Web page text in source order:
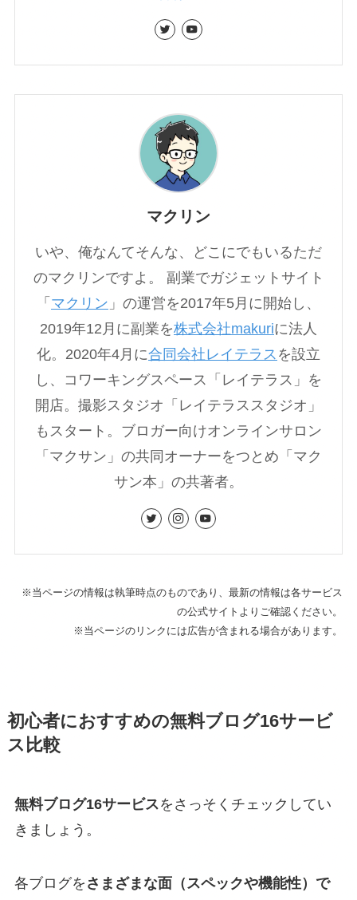
マクリン
いや、俺なんてそんな、どこにでもいるただ
のマクリンですよ。 副業でガジェットサイト
「 マクリン 」の運営を2017年5月に開始し、
2019年12月に副業を株式会社makuriに法人
化。2020年4月に合同会社レイテラス を設立
し、コワーキングスペース「レイテラス」を
開店。撮影スタジオ「レイテラススタジオ」
もスタート。ブロガー向けオンラインサロン
「マクサン」の共同オーナーをつとめ「マク
サン本」の共著者。
※当ページの情報は執筆時点のものであり、最新の情報は各サービス
の公式サイトよりご確認ください。
※当ページのリンクには広告が含まれる場合があります。
初心者におすすめの無料ブログ16サービ
ス比較
無料ブログ16サービスをさっそくチェックしてい
きましょう。
各ブログを さまざまな面（スペックや機能性）で